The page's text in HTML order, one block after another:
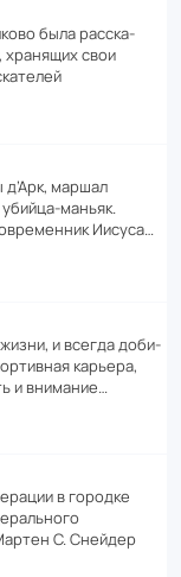
была расска­
свои
маршал
маньяк.
Иисуса…
и всегда доби­
карьера,
и внимание…
в городке
С. Снейдер